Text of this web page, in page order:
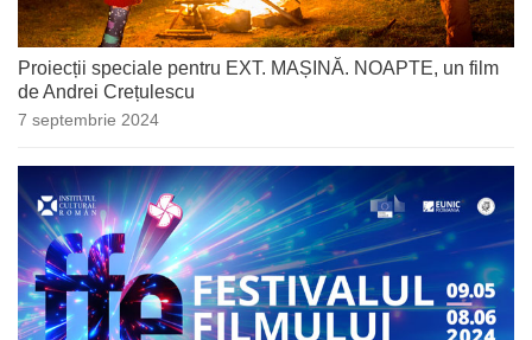
Proiecții speciale pentru EXT. MAȘINĂ. NOAPTE, un film
de Andrei Crețulescu
7 septembrie 2024